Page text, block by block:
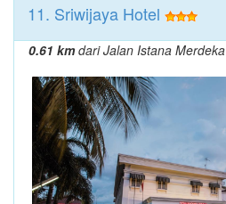
11. Sriwijaya Hotel
0.61 kmdari Jalan Istana Merdeka